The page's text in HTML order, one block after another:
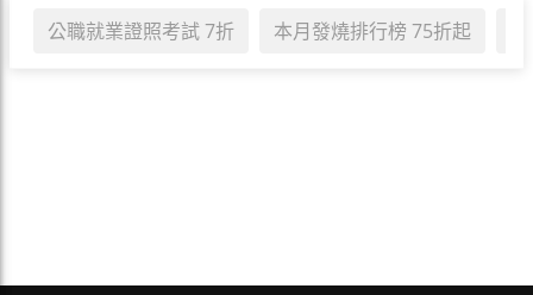
公職就業證照考試 7折 本月發燒排行榜 75折起